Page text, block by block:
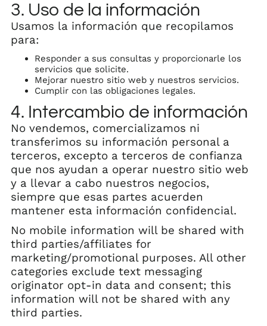
3. Uso de la información
Usamos la información que recopilamos
para:
Responder a sus consultas y proporcionarle los
servicios que solicite.
Mejorar nuestro sitio web y nuestros servicios.
Cumplir con las obligaciones legales.
4. Intercambio de información
No vendemos, comercializamos ni
transferimos su información personal a
terceros, excepto a terceros de confianza
que nos ayudan a operar nuestro sitio web
y a llevar a cabo nuestros negocios,
siempre que esas partes acuerden
mantener esta información confidencial.
No mobile information will be shared with
third parties/affiliates for
marketing/promotional purposes. All other
categories exclude text messaging
originator opt-in data and consent; this
information will not be shared with any
third parties.